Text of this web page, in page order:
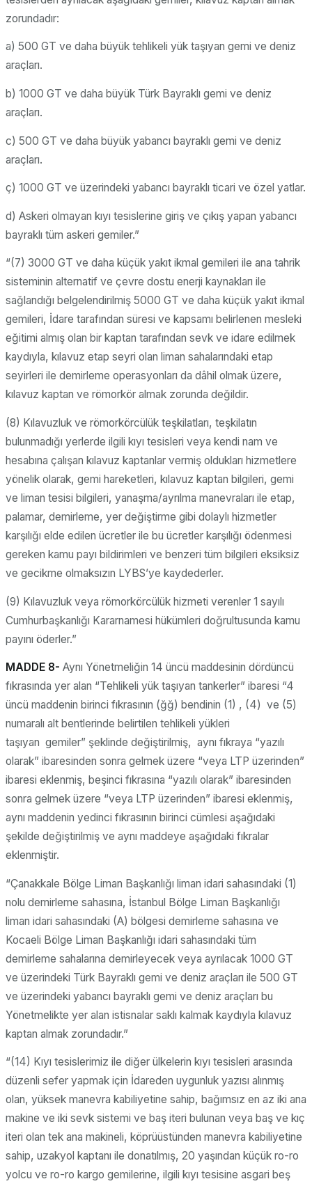
zorundadır:
a) 500 GT ve daha büyük tehlikeli yük taşıyan gemi ve deniz
araçları.
b) 1000 GT ve daha büyük Türk Bayraklı gemi ve deniz
araçları.
c) 500 GT ve daha büyük yabancı bayraklı gemi ve deniz
araçları.
ç) 1000 GT ve üzerindeki yabancı bayraklı ticari ve özel yatlar.
d) Askeri olmayan kıyı tesislerine giriş ve çıkış yapan yabancı
bayraklı tüm askeri gemiler.”
“(7) 3000 GT ve daha küçük yakıt ikmal gemileri ile ana tahrik
sisteminin alternatif ve çevre dostu enerji kaynakları ile
sağlandığı belgelendirilmiş 5000 GT ve daha küçük yakıt ikmal
gemileri, İdare tarafından süresi ve kapsamı belirlenen mesleki
eğitimi almış olan bir kaptan tarafından sevk ve idare edilmek
kaydıyla, kılavuz etap seyri olan liman sahalarındaki etap
seyirleri ile demirleme operasyonları da dâhil olmak üzere,
kılavuz kaptan ve römorkör almak zorunda değildir.
(8) Kılavuzluk ve römorkörcülük teşkilatları, teşkilatın
bulunmadığı yerlerde ilgili kıyı tesisleri veya kendi nam ve
hesabına çalışan kılavuz kaptanlar vermiş oldukları hizmetlere
yönelik olarak, gemi hareketleri, kılavuz kaptan bilgileri, gemi
ve liman tesisi bilgileri, yanaşma/ayrılma manevraları ile etap,
palamar, demirleme, yer değiştirme gibi dolaylı hizmetler
karşılığı elde edilen ücretler ile bu ücretler karşılığı ödenmesi
gereken kamu payı bildirimleri ve benzeri tüm bilgileri eksiksiz
ve gecikme olmaksızın LYBS’ye kaydederler.
(9) Kılavuzluk veya römorkörcülük hizmeti verenler 1 sayılı
Cumhurbaşkanlığı Kararnamesi hükümleri doğrultusunda kamu
payını öderler.”
MADDE 8- Aynı Yönetmeliğin 14 üncü maddesinin dördüncü
fıkrasında yer alan “Tehlikeli yük taşıyan tankerler” ibaresi “4
üncü maddenin birinci fıkrasının (ğğ) bendinin (1) , (4) ve (5)
numaralı alt bentlerinde belirtilen tehlikeli yükleri
taşıyan gemiler” şeklinde değiştirilmiş, aynı fıkraya “yazılı
olarak” ibaresinden sonra gelmek üzere “veya LTP üzerinden”
ibaresi eklenmiş, beşinci fıkrasına “yazılı olarak” ibaresinden
sonra gelmek üzere “veya LTP üzerinden” ibaresi eklenmiş,
aynı maddenin yedinci fıkrasının birinci cümlesi aşağıdaki
şekilde değiştirilmiş ve aynı maddeye aşağıdaki fıkralar
eklenmiştir.
“Çanakkale Bölge Liman Başkanlığı liman idari sahasındaki (1)
nolu demirleme sahasına, İstanbul Bölge Liman Başkanlığı
liman idari sahasındaki (A) bölgesi demirleme sahasına ve
Kocaeli Bölge Liman Başkanlığı idari sahasındaki tüm
demirleme sahalarına demirleyecek veya ayrılacak 1000 GT
ve üzerindeki Türk Bayraklı gemi ve deniz araçları ile 500 GT
ve üzerindeki yabancı bayraklı gemi ve deniz araçları bu
Yönetmelikte yer alan istisnalar saklı kalmak kaydıyla kılavuz
kaptan almak zorundadır.”
“(14) Kıyı tesislerimiz ile diğer ülkelerin kıyı tesisleri arasında
düzenli sefer yapmak için İdareden uygunluk yazısı alınmış
olan, yüksek manevra kabiliyetine sahip, bağımsız en az iki ana
makine ve iki sevk sistemi ve baş iteri bulunan veya baş ve kıç
iteri olan tek ana makineli, köprüüstünden manevra kabiliyetine
sahip, uzakyol kaptanı ile donatılmış, 20 yaşından küçük ro-ro
yolcu ve ro-ro kargo gemilerine, ilgili kıyı tesisine asgari beş